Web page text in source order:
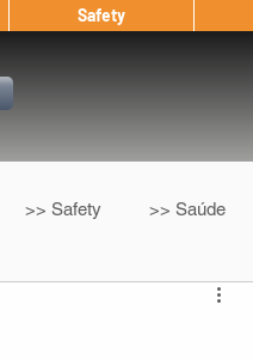
Safety
>> Safety >> Saúde
After Landing